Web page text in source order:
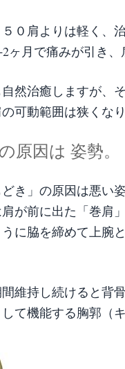
０肩よりは軽く、
ヶ月で痛みが引き、
然治癒しますが、
可動範囲は狭くな
原因は 姿勢。
き」の原因は悪い
が前に出た「巻肩
に脇を締めて上腕
維持し続けると背
て機能する胸郭（